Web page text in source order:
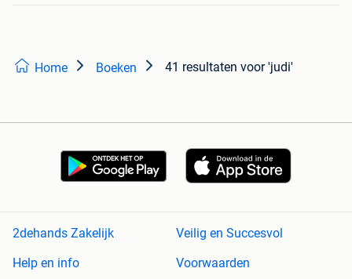
Home Boeken 41 resultaten voor 'judi'
2dehands Zakelijk
Veilig en Succesvol
Help en info
Voorwaarden